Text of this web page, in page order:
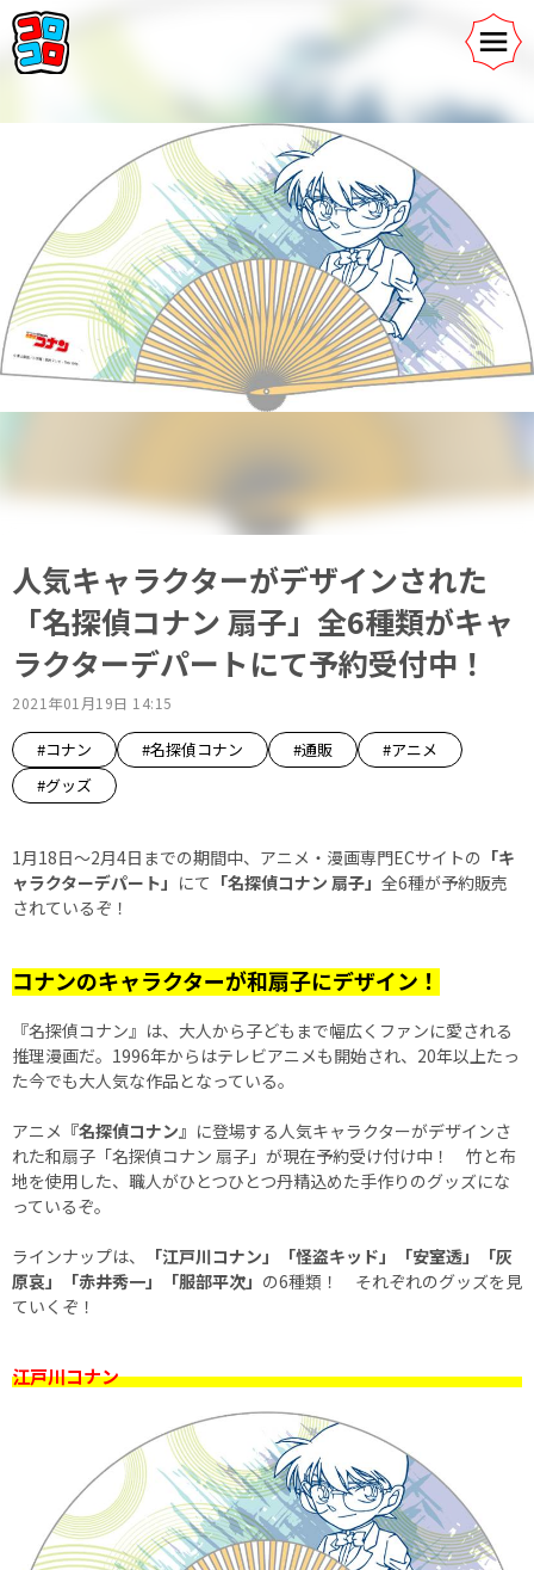
人気キャラクターがデザインされた
「名探偵コナン 扇子」全6種類がキャ
ラクターデパートにて予約受付中！
2021年01月19日 14:15
#コナン #名探偵コナン #通販
#アニメ
#グッズ
1月18日～2月4日までの期間中、アニメ・漫画専門ECサイトの 「キ
ャラクターデパート」 にて 「名探偵コナン 扇子」 全6種が予約販売
されているぞ！
コナンのキャラクターが和扇子にデザイン！
『名探偵コナン』は、大人から子どもまで幅広くファンに愛される
推理漫画だ。1996年からはテレビアニメも開始され、20年以上たっ
た今でも大人気な作品となっている。
アニメ 『名探偵コナン』 に登場する人気キャラクターがデザインさ
れた和扇子「名探偵コナン 扇子」が現在予約受け付け中！ 竹と布
地を使用した、職人がひとつひとつ丹精込めた手作りのグッズにな
っているぞ。
ラインナップは、
「江戸川コナン」「怪盗キッド」「安室透」「灰
原哀」「赤井秀一」「服部平次」 の6種類！ それぞれのグッズを見
ていくぞ！
江戸川コナン